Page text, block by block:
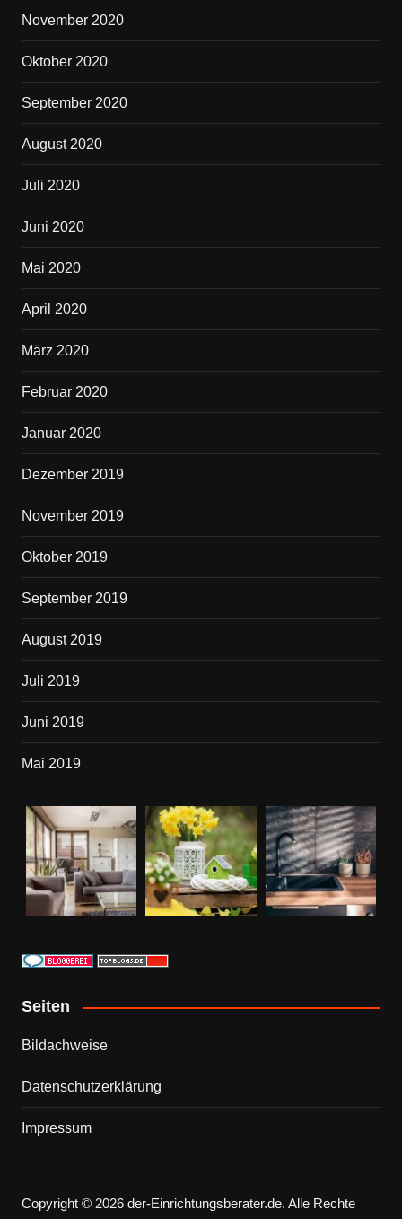
November 2020
Oktober 2020
September 2020
August 2020
Juli 2020
Juni 2020
Mai 2020
April 2020
März 2020
Februar 2020
Januar 2020
Dezember 2019
November 2019
Oktober 2019
September 2019
August 2019
Juli 2019
Juni 2019
Mai 2019
Seiten
Bildachweise
Datenschutzerklärung
Impressum
Copyright © 2026 der-Einrichtungsberater.de. Alle Rechte